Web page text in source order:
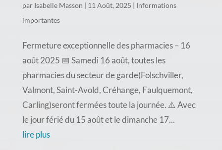
par Isabelle Masson | 11 Août, 2025 | Informations
importantes
Fermeture exceptionnelle des pharmacies – 16
août 2025 📅 Samedi 16 août, toutes les
pharmacies du secteur de garde(Folschviller,
Valmont, Saint-Avold, Créhange, Faulquemont,
Carling)seront fermées toute la journée. ⚠️ Avec
le jour férié du 15 août et le dimanche 17...
lire plus